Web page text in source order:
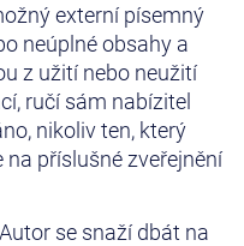
externí písemný
neúplné obsahy a
z užití nebo neužití
ručí sám nabízitel
nikoliv ten, který
příslušné zveřejnění
se snaží dbát na